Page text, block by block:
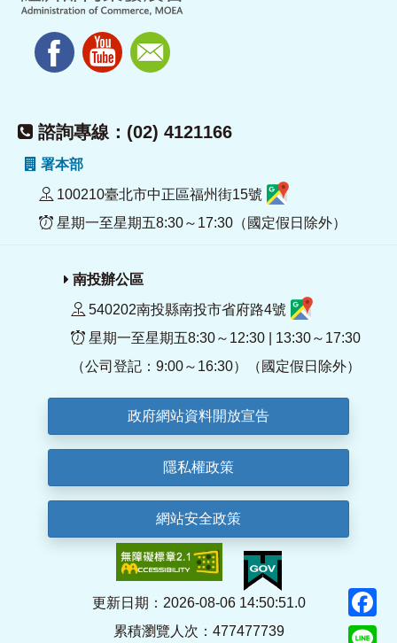
諮詢專線：(02) 4121166
署本部
100210臺北市中正區福州街15號
星期一至星期五8:30～17:30（國定假日除外）
南投辦公區
540202南投縣南投市省府路4號
星期一至星期五8:30～12:30 | 13:30～17:30
（公司登記：9:00～16:30）（國定假日除外）
政府網站資料開放宣告
隱私權政策
網站安全政策
更新日期：2026-08-06 14:50:51.0
累積瀏覽人次：477477739